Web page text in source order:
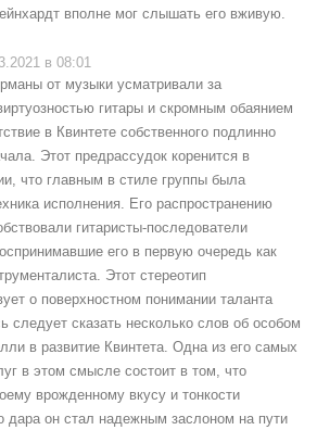
вполне мог слышать его вживую.
в 08:01
от музыки усматривали за
гитары и скромным обаянием
в Квинтете собственного подлинно
Этот предрассудок коренится в
что главным в стиле группы была
исполнения. Его распространению
гитаристы-последователи
его в первую очередь как
Этот стереотип
о поверхностном понимании таланта
следует сказать несколько слов об особом
в развитие Квинтета. Одна из его самых
в этом смысле состоит в том, что
врожденному вкусу и тонкости
дара он стал надежным заслоном на пути